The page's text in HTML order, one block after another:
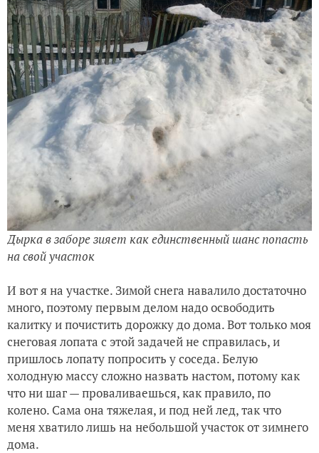
Дырка в заборе зияет как единственный шанс попасть
на свой участок
И вот я на участке. Зимой снега навалило достаточно
много, поэтому первым делом надо освободить
калитку и почистить дорожку до дома. Вот только моя
снеговая лопата с этой задачей не справилась, и
пришлось лопату попросить у соседа. Белую
холодную массу сложно назвать настом, потому как
что ни шаг — проваливаешься, как правило, по
колено. Сама она тяжелая, и под ней лед, так что
меня хватило лишь на небольшой участок от зимнего
дома.